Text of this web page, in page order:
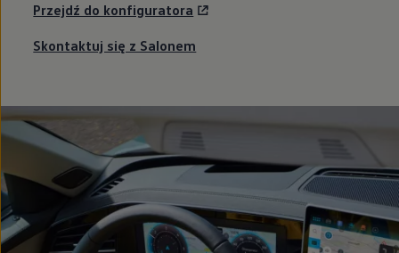
Przejdź do konfiguratora
Skontaktuj się z Salonem